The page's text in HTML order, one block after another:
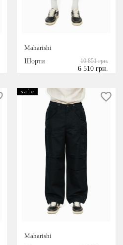
Maharishi
Шорти
10 851 грн.
6 510 грн.
s a l e
Maharishi